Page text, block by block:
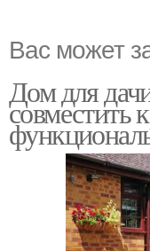
Вас может
Дом для
совместить